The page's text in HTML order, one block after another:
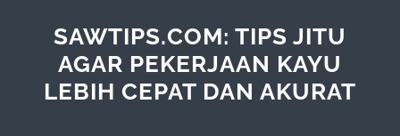
SAWTIPS.COM: TIPS JITU
AGAR PEKERJAAN KAYU
LEBIH CEPAT DAN AKURAT